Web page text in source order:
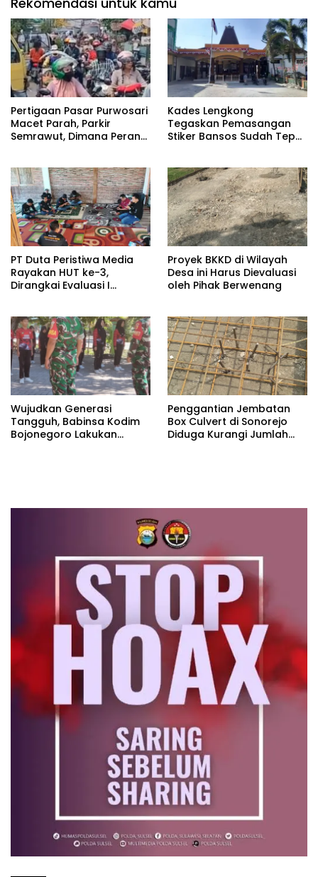
Pertigaan Pasar Purwosari
Macet Parah, Parkir
Semrawut, Dimana Peran
Kades Lengkong
Tegaskan Pemasangan
Stiker Bansos Sudah Tepat
PT Duta Peristiwa Media
Rayakan HUT ke-3,
Dirangkai Evaluasi I
Proyek BKKD di Wilayah
Desa ini Harus Dievaluasi
oleh Pihak Berwenang
Wujudkan Generasi
Tangguh, Babinsa Kodim
Bojonegoro Lakukan
Penggantian Jembatan
Box Culvert di Sonorejo
Diduga Kurangi Jumlah